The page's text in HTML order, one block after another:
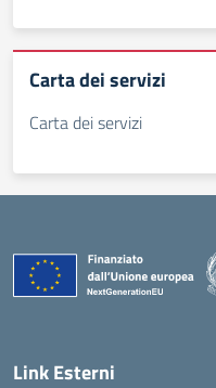
Carta dei servizi
Carta dei servizi
Link Esterni